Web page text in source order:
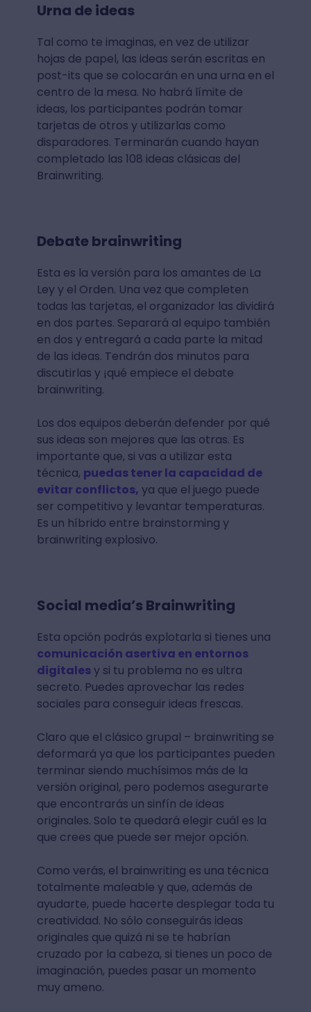
Urna de ideas
Tal como te imaginas, en vez de utilizar
hojas de papel, las ideas serán escritas en
post-its que se colocarán en una urna en el
centro de la mesa. No habrá límite de
ideas, los participantes podrán tomar
tarjetas de otros y utilizarlas como
disparadores. Terminarán cuando hayan
completado las 108 ideas clásicas del
Brainwriting.
Debate brainwriting
Esta es la versión para los amantes de La
Ley y el Orden. Una vez que completen
todas las tarjetas, el organizador las dividirá
en dos partes. Separará al equipo también
en dos y entregará a cada parte la mitad
de las ideas. Tendrán dos minutos para
discutirlas y ¡qué empiece el debate
brainwriting.
Los dos equipos deberán defender por qué
sus ideas son mejores que las otras. Es
importante que, si vas a utilizar esta
técnica, puedas tener la capacidad de
evitar conflictos, ya que el juego puede
ser competitivo y levantar temperaturas.
Es un híbrido entre brainstorming y
brainwriting explosivo.
Social media’s Brainwriting
Esta opción podrás explotarla si tienes una
comunicación asertiva en entornos
digitalesy si tu problema no es ultra
secreto. Puedes aprovechar las redes
sociales para conseguir ideas frescas.
Claro que el clásico grupal – brainwriting se
deformará ya que los participantes pueden
terminar siendo muchísimos más de la
versión original, pero podemos asegurarte
que encontrarás un sinfín de ideas
originales. Solo te quedará elegir cuál es la
que crees que puede ser mejor opción.
Como verás, el brainwriting es una técnica
totalmente maleable y que, además de
ayudarte, puede hacerte desplegar toda tu
creatividad. No sólo conseguirás ideas
originales que quizá ni se te habrían
cruzado por la cabeza, si tienes un poco de
imaginación, puedes pasar un momento
muy ameno.